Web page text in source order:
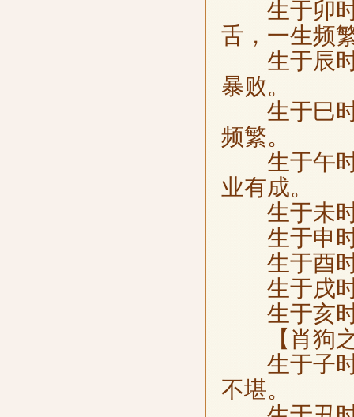
生于卯时
舌，一生频
生于辰时
暴败。
生于巳时
频繁。
生于午时
业有成。
生于未时
生于申时
生于酉时
生于戌时
生于亥时
【肖狗之
生于子时
不堪。